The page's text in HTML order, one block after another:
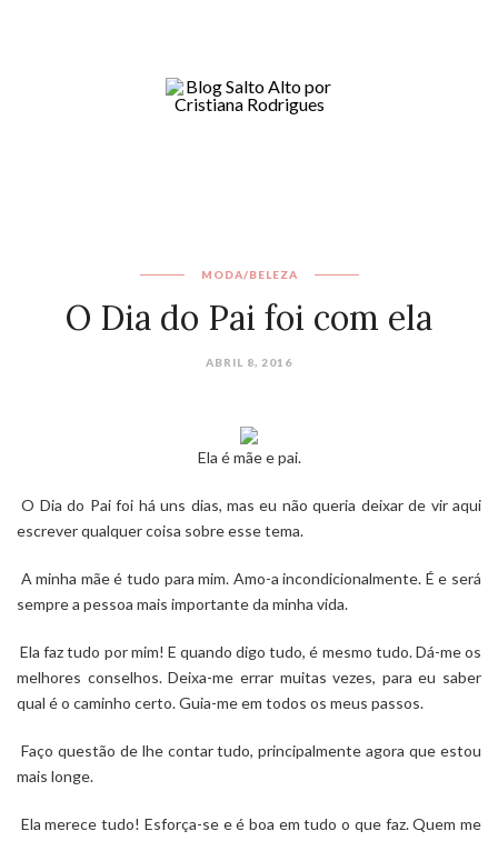
MODA/BELEZA
O Dia do Pai foi com ela
ABRIL 8, 2016
Ela é mãe e pai.
O Dia do Pai foi há uns dias, mas eu não queria deixar de vir aqui
escrever qualquer coisa sobre esse tema.
A minha mãe é tudo para mim. Amo-a incondicionalmente. É e será
sempre a pessoa mais importante da minha vida.
Ela faz tudo por mim! E quando digo tudo, é mesmo tudo. Dá-me os
melhores conselhos. Deixa-me errar muitas vezes, para eu saber
qual é o caminho certo. Guia-me em todos os meus passos.
Faço questão de lhe contar tudo, principalmente agora que estou
mais longe.
Ela merece tudo! Esforça-se e é boa em tudo o que faz. Quem me